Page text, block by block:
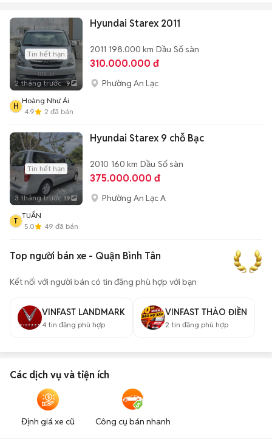
Tin hết hạn
2 tháng trước 9
Hyundai Starex 2011
2011 198.000 km Dầu Số sàn
310.000.000 đ
Phường An Lạc
H
Hoàng Như Ái
4.9
2 đã bán
Tin hết hạn
3 tháng trước 19
Hyundai Starex 9 chỗ Bạc
2010 160 km Dầu Số sàn
375.000.000 đ
Phường An Lạc A
T
TUẤN
5.0
49 đã bán
Top người bán xe - Quận Bình Tân
Kết nối với người bán có tin đăng phù hợp với bạn
VINFAST LANDMARK
4 tin đăng phù hợp
VINFAST THẢO ĐIỀN
2 tin đăng phù hợp
Các dịch vụ và tiện ích
Định giá xe cũ Công cụ bán nhanh